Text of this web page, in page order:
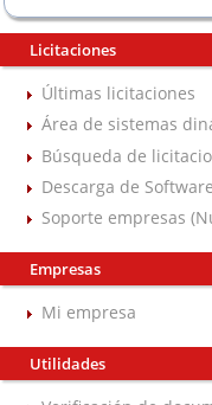
Licitaciones
Últimas licitaciones
Área de sistemas
Búsqueda de
Descarga de Software
Soporte empresas
Empresas
Mi empresa
Utilidades